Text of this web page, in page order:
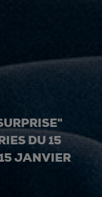
DU 15
JANVIER